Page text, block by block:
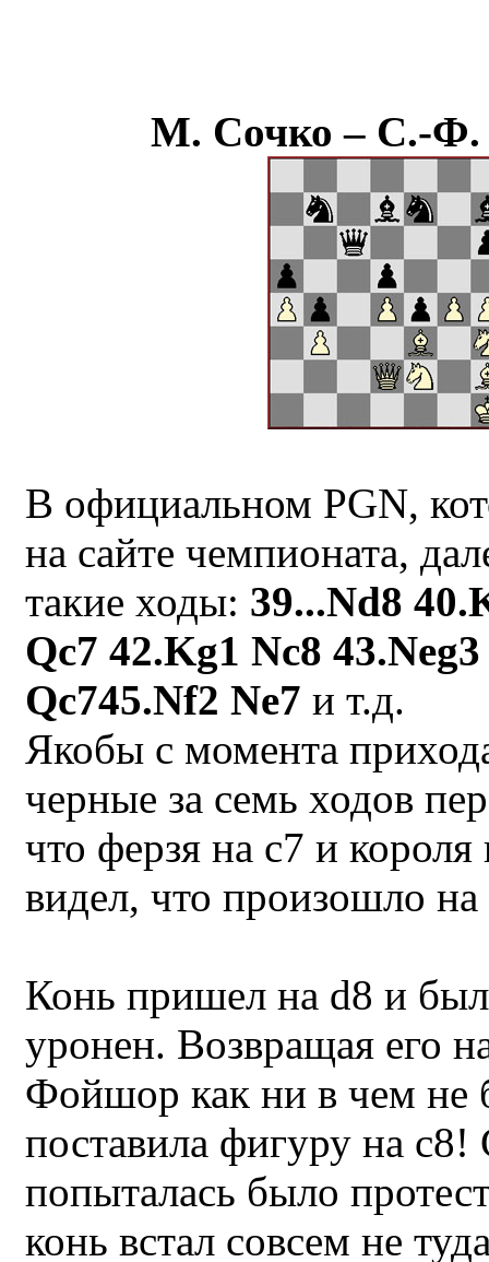
М. Сочко – С.-
В официальном PGN,
на сайте чемпионата,
такие ходы: 39...Nd8
Qc7 42.Kg1 Nc8
Qc745.Nf2 Ne7 и т.д.
Якобы с момента
черные за семь ходов
что ферзя на с7 и
видел, что произошло
Конь пришел на d8 и
уронен. Возвращая его
Фойшор как ни в чем
поставила фигуру на с8!
попыталась было
конь встал совсем не